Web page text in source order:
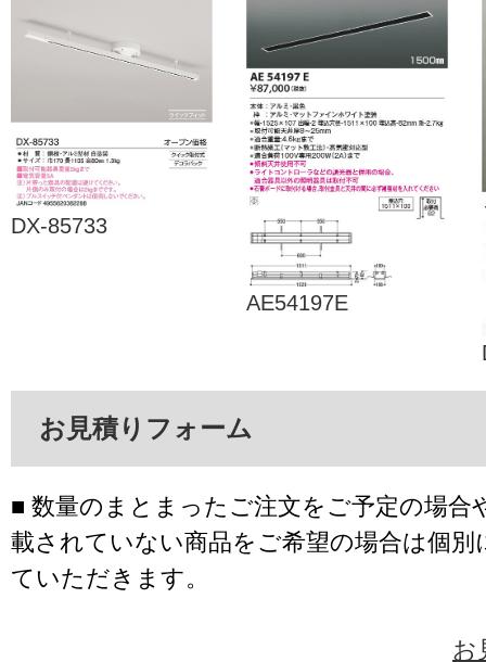
DX-85733
AE54197E
お見積りフォーム
■ 数量のまとまったご注文をご予定の場合
載されていない商品をご希望の場合は個別
ていただきます。
お